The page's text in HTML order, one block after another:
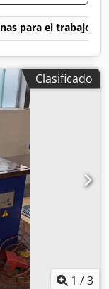
para el trabajo
Clasificado
1 /3